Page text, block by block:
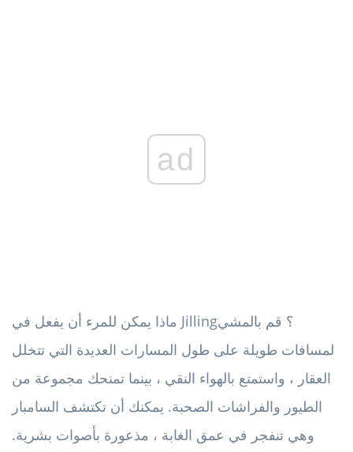
ad
ماذا يمكن للمرء أن يفعل في Jilling؟ قم بالمشي
لمسافات طويلة على طول المسارات العديدة التي تتخلل
العقار ، واستمتع بالهواء النقي ، بينما تمنحك مجموعة من
الطيور والفراشات الصحبة. يمكنك أن تكتشف السامبار
وهي تنفجر في عمق الغابة ، مذعورة بأصوات بشرية.